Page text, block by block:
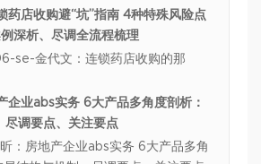
药店收购避“坑”指南 4种特殊风险点
深析、尽调全流程梳理
se-金代文：连锁药店收购的那
企业abs实务 6大产品多角度剖析：
尽调要点、关注要点
：房地产企业abs实务 6大产品多角